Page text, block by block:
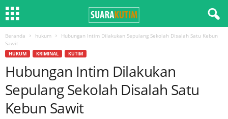
Beranda hukum
Hubungan Intim Dilakukan Sepulang Sekolah Disalah Satu Kebun
Sawit
HUKUM KRIMINAL KUTIM
Hubungan Intim Dilakukan
Sepulang Sekolah Disalah Satu
Kebun Sawit